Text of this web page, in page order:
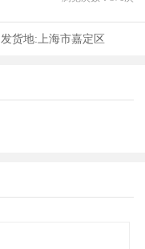
发货地:上海市嘉定区